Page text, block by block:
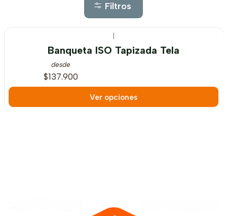
Filtros
|
Banqueta ISO Tapizada Tela
desde
$137.900
Ver opciones